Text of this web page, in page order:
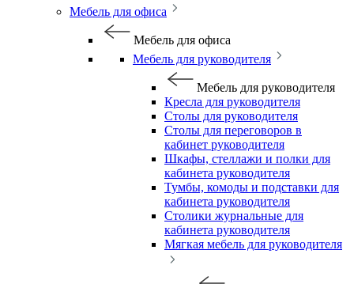
Мебель для офиса
Мебель для офиса
Мебель для руководителя
Мебель для руководителя
Кресла для руководителя
Столы для руководителя
Столы для переговоров в
кабинет руководителя
Шкафы, стеллажи и полки для
кабинета руководителя
Тумбы, комоды и подставки для
кабинета руководителя
Столики журнальные для
кабинета руководителя
Мягкая мебель для руководителя